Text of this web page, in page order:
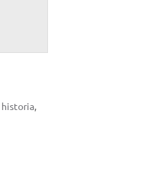
historia,